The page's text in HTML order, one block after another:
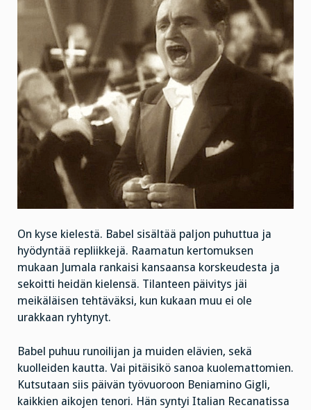
On kyse kielestä. Babel sisältää paljon puhuttua ja
hyödyntää repliikkejä. Raamatun kertomuksen
mukaan Jumala rankaisi kansaansa korskeudesta ja
sekoitti heidän kielensä. Tilanteen päivitys jäi
meikäläisen tehtäväksi, kun kukaan muu ei ole
urakkaan ryhtynyt.
Babel puhuu runoilijan ja muiden elävien, sekä
kuolleiden kautta. Vai pitäisikö sanoa kuolemattomien.
Kutsutaan siis päivän työvuoroon Beniamino Gigli,
kaikkien aikojen tenori. Hän syntyi Italian Recanatissa